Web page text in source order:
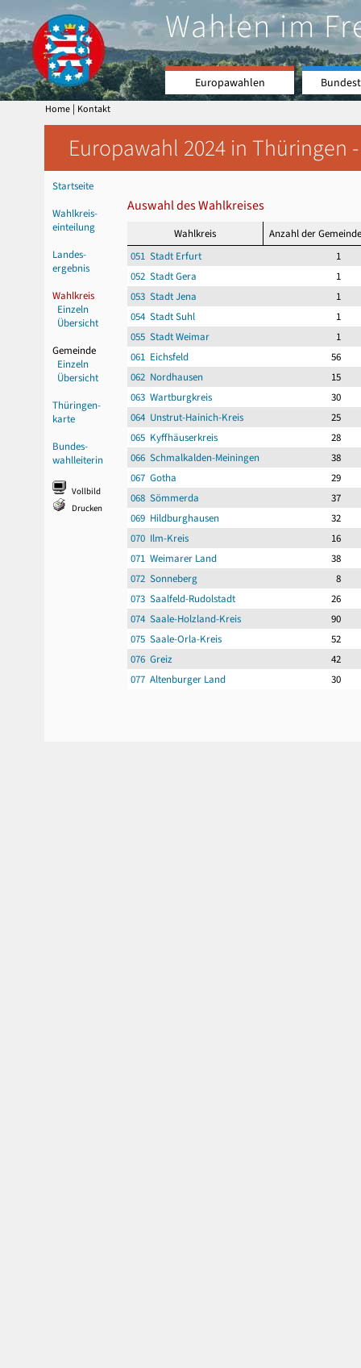
Wahlen im
Europawahlen
Home | Kontakt
Europawahl 2024 in Thüringen
Startseite
Wahlkreis-
einteilung
Landes-
ergebnis
Wahlkreis
Einzeln
Übersicht
Gemeinde
Einzeln
Übersicht
Thüringen-
karte
Bundes-
wahlleiterin
Vollbild
Drucken
Auswahl des Wahlkreises
Wahlkreis
Anzahl der
051 Stadt Erfurt
1
052 Stadt Gera
1
053 Stadt Jena
1
054 Stadt Suhl
1
055 Stadt Weimar
1
061 Eichsfeld
56
062 Nordhausen
15
063 Wartburgkreis
30
064 Unstrut-Hainich-Kreis
25
065 Kyffhäuserkreis
28
066 Schmalkalden-Meiningen
38
067 Gotha
29
068 Sömmerda
37
069 Hildburghausen
32
070 Ilm-Kreis
16
071 Weimarer Land
38
072 Sonneberg
8
073 Saalfeld-Rudolstadt
26
074 Saale-Holzland-Kreis
90
075 Saale-Orla-Kreis
52
076 Greiz
42
077 Altenburger Land
30